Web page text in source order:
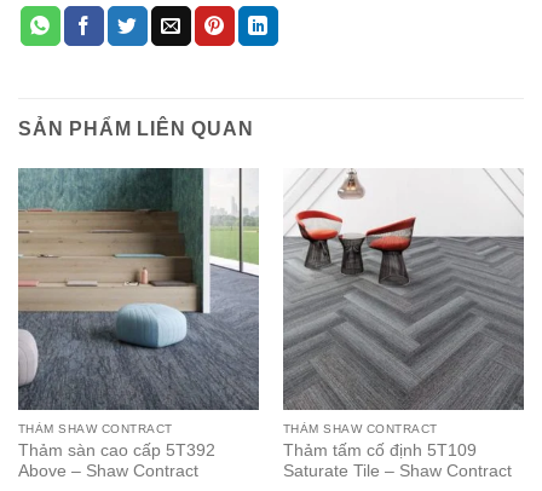
SẢN PHẨM LIÊN QUAN
THẢM SHAW CONTRACT
Thảm sàn cao cấp 5T392
Above – Shaw Contract
THẢM SHAW CONTRACT
Thảm tấm cố định 5T109
Saturate Tile – Shaw Contract